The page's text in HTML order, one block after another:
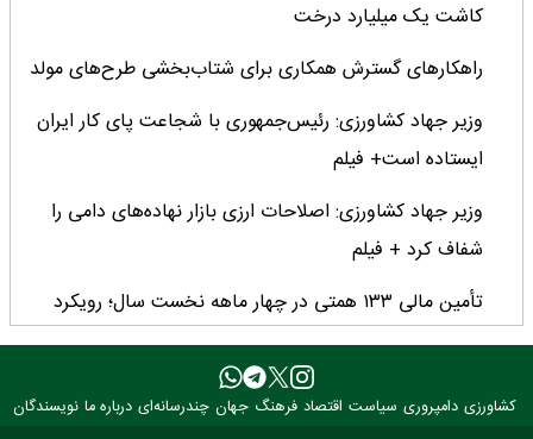
کاشت یک میلیارد درخت
راهکارهای گسترش همکاری برای شتاب‌بخشی طرح‌های مولد
وزیر جهاد کشاورزی: رئیس‌جمهوری با شجاعت پای کار ایران
ایستاده است+ فیلم
وزیر جهاد کشاورزی: اصلاحات ارزی بازار نهاده‌های دامی را
شفاف کرد + فیلم
تأمین مالی ۱۳۳ همتی در چهار ماهه نخست سال؛ رویکرد
هدفمند بانک کشاورزی برای تضمین امنیت غذایی
فراخوان بین‌المللی فائو برای طراحی پوستر روز جهانی غذاکشاورزی دامپروری سیاست اقتصاد فرهنگ جهان چندرسانه‌ای درباره ما نویسندگان